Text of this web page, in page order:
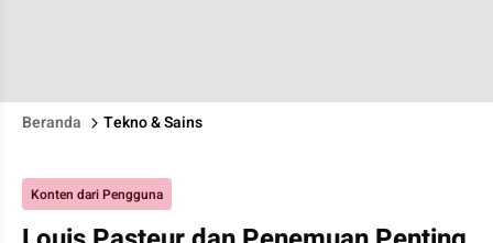
Beranda Tekno & Sains
Konten dari Pengguna